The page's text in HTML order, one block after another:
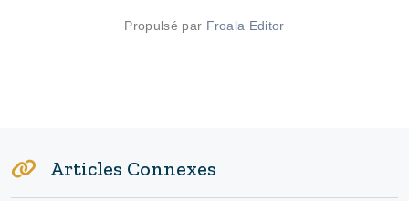
Propulsé par Froala Editor
Articles Connexes